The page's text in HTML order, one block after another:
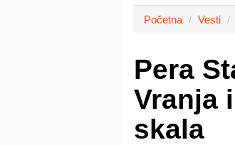
Početna Vesti
Pera
Vranja
skala